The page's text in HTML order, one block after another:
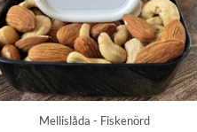
Mellislåda - Fiskenörd